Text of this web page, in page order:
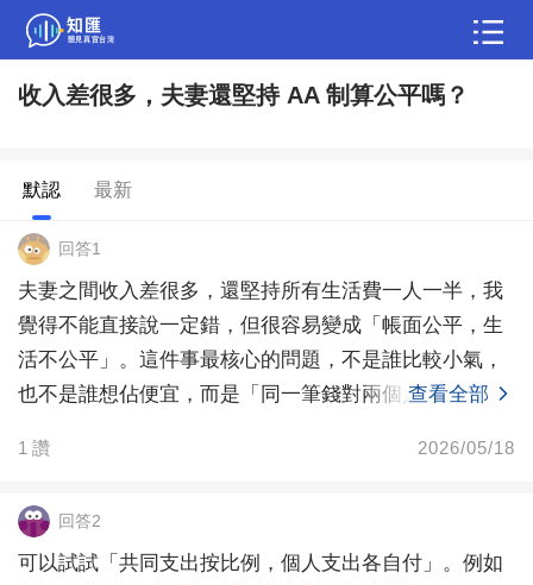
收入差很多，夫妻還堅持 AA 制算公平嗎？
默認 最新
回答1
夫妻之間收入差很多，還堅持所有生活費一人一半，我
覺得不能直接說一定錯，但很容易變成「帳面公平，生
活不公平」。這件事最核心的問題，不是誰比較小氣，
也不是誰想佔便宜，而是「同一筆錢對兩個人的重量不
查看全部
1 讚 2026/05/18
回答2
可以試試「共同支出按比例，個人支出各自付」。例如
問答
生活妙招